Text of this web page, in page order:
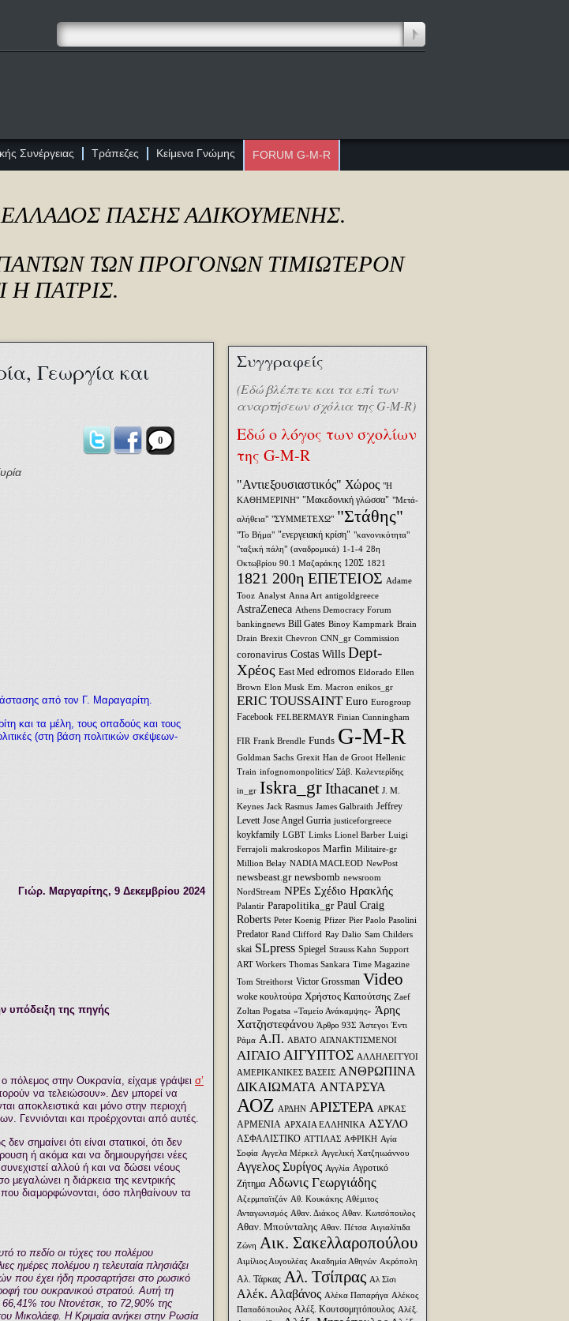
Συνέργειας Τράπεζες Κείμενα Γνώμης FORUM G-M-R
ΕΛΛΑΔΟΣ ΠΑΣΗΣ ΑΔΙΚΟΥΜΕΝΗΣ.
ΤΩΝ ΠΡΟΓΟΝΩΝ ΤΙΜΙΩΤΕΡΟΝ
Η ΠΑΤΡΙΣ.
Γεωργία και
0
από τον Γ. Μαραγαρίτη.
και τα μέλη, τους οπαδούς και τους
(στη βάση πολιτικών σκέψεων-
Γιώρ. Μαργαρίτης, 9 Δεκεμβρίου 2024
υπόδειξη της πηγής
πόλεμος στην Ουκρανία, είχαμε γράψει σ’
να τελειώσουν». Δεν μπορεί να
αποκλειστικά και μόνο στην περιοχή
Γεννιόνται και προέρχονται από αυτές.
σημαίνει ότι είναι στατικοί, ότι δεν
ή ακόμα και να δημιουργήσει νέες
αλλού ή και να δώσει νέους
μεγαλώνει η διάρκεια της κεντρικής
που διαμορφώνονται, όσο πληθαίνουν τα
το πεδίο οι τύχες του πολέμου
ημέρες πολέμου η τελευταία πλησιάζει
που έχει ήδη προσαρτήσει στο ρωσικό
του ουκρανικού στρατού. Αυτή τη
του Ντονέτσκ, το 72,90% της
Μικολάεφ. Η Κριμαία ανήκει στην Ρωσία
Συγγραφείς
(Εδώ βλέπετε και τα επί των
αναρτήσεων σχόλια της G-M-R)
Εδώ ο λόγος των σχολίων
της G-M-R
"Αντιεξουσιαστικός" Χώρος "Η
ΚΑΘΗΜΕΡΙΝΗ" "Μακεδονική γλώσσα" "Μετά-
αλήθεια" "ΣΥΜΜΕΤΕΧΩ" "Στάθης"
"Το Βήμα" "ενεργειακή κρίση" "κανονικότητα"
"ταξική πάλη" (αναδρομικά) 1-1-4 28η
Οκτωβρίου 90.1 Μαζαράκης 120Σ 1821
1821 200η ΕΠΕΤΕΙΟΣ Adame
Tooz Analyst Anna Art antigoldgreece
AstraZeneca Athens Democracy Forum
bankingnews Bill Gates Binoy Kampmark Brain
Drain Brexit Chevron CNN_gr Commission
coronavirus Costas Wills Dept-
Χρέος East Med edromos Eldorado Ellen
Brown Elon Musk Em. Macron enikos_gr
ERIC TOUSSAINT Euro Eurogroup
Facebook FELBERMAYR Finian Cunningham
FIR Frank Brendle Funds G-M-R
Goldman Sachs Grexit Han de Groot Hellenic
Train infognomonpolitics/ Σάβ. Καλεντερίδης
in_gr Iskra_grIthacanet J. M.
Keynes Jack Rasmus James Galbraith Jeffrey
Levett Jose Angel Gurria justiceforgreece
koykfamily LGBT Limks Lionel Barber Luigi
Ferrajoli makroskopos Marfin Militaire-gr
Million Belay NADIA MACLEOD NewPost
newsbeast.gr newsbomb newsroom
NordStream NPEs Σχέδιο Ηρακλής
Palantir Parapolitika_gr Paul Craig
Roberts Peter Koenig Pfizer Pier Paolo Pasolini
Predator Rand Clifford Ray Dalio Sam Childers
skai SLpress Spiegel Strauss Kahn Support
ART Workers Thomas Sankara Time Magazine
Tom Streithorst Victor Grossman Video
woke κουλτούρα Xρήστος Καπούτσης Zaef
Zoltan Pogatsa «Ταμείο Ανάκαμψης» Άρης
Χατζηστεφάνου Άρθρο 93Σ Άστεγοι Έντι
Ράμα Α.Π. ΑΒΑΤΟ ΑΓΑΝΑΚΤΙΣΜΕΝΟΙ
ΑΙΓΑΙΟ ΑΙΓΥΠΤΟΣ ΑΛΛΗΛΕΓΓΥΟΙ
ΑΜΕΡΙΚΑΝΙΚΕΣ ΒΑΣΕΙΣ ΑΝΘΡΩΠΙΝΑ
ΔΙΚΑΙΩΜΑΤΑ ΑΝΤΑΡΣΥΑ
ΑΟΖ ΑΡΔΗΝ ΑΡΙΣΤΕΡΑ ΑΡΚΑΣ
ΑΡΜΕΝΙΑ ΑΡΧΑΙΑ ΕΛΛΗΝΙΚΑ ΑΣΥΛΟ
ΑΣΦΑΛΙΣΤΙΚΟ ΑΤΤΙΛΑΣ ΑΦΡΙΚΗ Αγία
Σοφία Αγγελα Μέρκελ Αγγελική Χατζηιωάννου
Αγγελος Συρίγος Αγγλία Αγροτικό
Ζήτημα Αδωνις Γεωργιάδης
Αζερμπαϊτζάν Αθ. Κουκάκης Αθέμιτος
Ανταγωνισμός Αθαν. Διάκος Αθαν. Κωτσόπουλος
Αθαν. Μπούνταλης Αθαν. Πέτσα Αιγιαλίτιδα
Ζώνη Αικ. Σακελλαροπούλου
Αιμίλιος Αυγουλέας Ακαδημία Αθηνών Ακρόπολη
Αλ. Τάρκας Αλ. Τσίπρας Αλ Σίσι
Αλέκ. Αλαβάνος Αλέκα Παπαρήγα Αλέκος
Παπαδόπουλος Αλέξ. Κουτσομητόπουλος Αλέξ.